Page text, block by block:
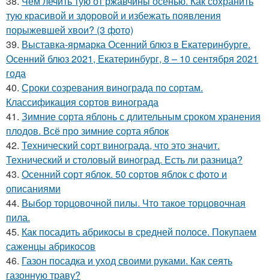
тую красивой и здоровой и избежать появления
порыжевшей хвои? (3 фото)
39. Выставка-ярмарка Осенний блюз в Екатеринбурге.
Осенний блюз 2021, Екатеринбург, 8 – 10 сентября 2021
года
40. Сроки созревания винограда по сортам.
Классификация сортов винограда
41. Зимние сорта яблонь с длительным сроком хранения
плодов. Всё про зимние сорта яблок
42. Технический сорт винограда, что это значит.
Технический и столовый виноград. Есть ли разница?
43. Осенний сорт яблок. 50 сортов яблок с фото и
описаниями
44. Выбор торцовочной пилы. Что такое торцовочная
пила.
45. Как посадить абрикосы в средней полосе. Покупаем
саженцы абрикосов
46. Газон посадка и уход своими руками. Как сеять
газонную траву?